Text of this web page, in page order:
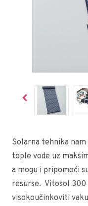
Solarna tehnika
tople vode uz
a mogu i pripomoći
resurse. Vitosol 300
visokoučinkoviti